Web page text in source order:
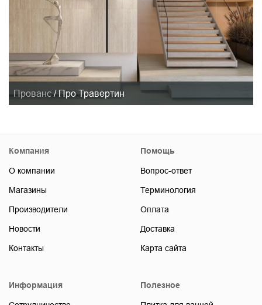
Прованс / Про Травертин
Компания
О компании
Магазины
Производители
Новости
Контакты
Помощь
Вопрос-ответ
Терминология
Оплата
Доставка
Карта сайта
Информация Полезное